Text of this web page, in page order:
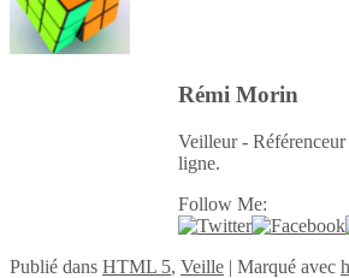
Rémi Morin
Veilleur - Référenceur
ligne.
Follow Me:
Publié dans HTML 5, Veille | Marqué avec